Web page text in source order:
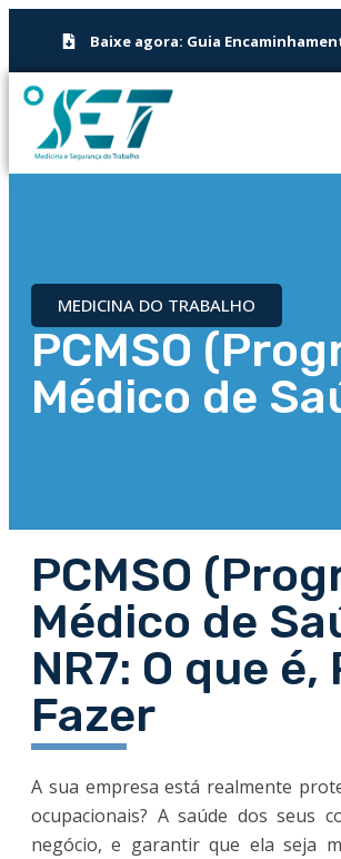
Baixe agora: Guia
MEDICINA DO TRABALHO
PCMSO
Médico de
PCMSO
Médico de
NR7: O que
Fazer
A sua empresa está realmente
ocupacionais? A saúde dos seus
negócio, e garantir que ela seja